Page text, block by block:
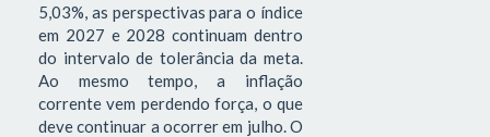
5,03%, as perspectivas para o índice
em 2027 e 2028 continuam dentro
do intervalo de tolerância da meta.
Ao mesmo tempo, a inflação
corrente vem perdendo força, o que
deve continuar a ocorrer em julho. O